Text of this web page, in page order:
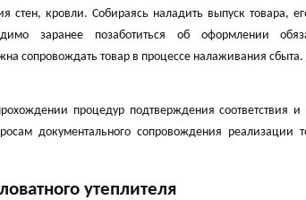
стен, кровли. Собираясь наладить выпуск товара,
заранее позаботиться об оформлении
сопровождать товар в процессе налаживания сбыта.
процедур подтверждения соответствия и
документального сопровождения реализации
утеплителя